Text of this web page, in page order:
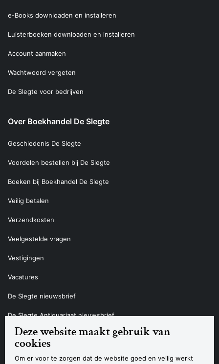
Deze website maakt gebruik van
cookies
Om er voor te zorgen dat de website goed en veilig werkt
e-Books downloaden en installeren
Luisterboeken downloaden en installeren
Account aanmaken
Wachtwoord vergeten
De Slegte voor bedrijven
Over Boekhandel De Slegte
Geschiedenis De Slegte
Voordelen bestellen bij De Slegte
Boeken bij Boekhandel De Slegte
Veilig betalen
Verzendkosten
Veelgestelde vragen
Vestigingen
Vacatures
De Slegte nieuwsbrief
De Slegte Antiquariaat nieuwsbrief
Contact